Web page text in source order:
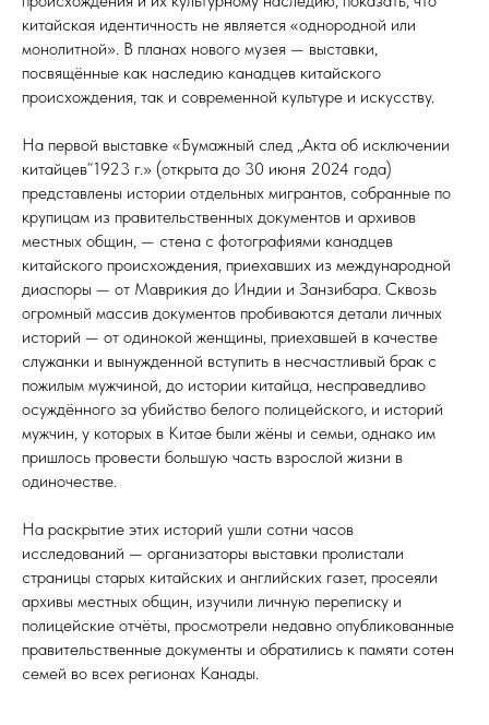
китайская идентичность не является «однородной или
монолитной». В планах нового музея — выставки,
посвящённые как наследию канадцев китайского
происхождения, так и современной культуре и искусству.
На первой выставке «Бумажный след „Акта об исключении
китайцев“1923 г.» (открыта до 30 июня 2024 года)
представлены истории отдельных мигрантов, собранные по
крупицам из правительственных документов и архивов
местных общин, — стена с фотографиями канадцев
китайского происхождения, приехавших из международной
диаспоры — от Маврикия до Индии и Занзибара. Сквозь
огромный массив документов пробиваются детали личных
историй — от одинокой женщины, приехавшей в качестве
служанки и вынужденной вступить в несчастливый брак с
пожилым мужчиной, до истории китайца, несправедливо
осуждённого за убийство белого полицейского, и историй
мужчин, у которых в Китае были жёны и семьи, однако им
пришлось провести большую часть взрослой жизни в
одиночестве.
На раскрытие этих историй ушли сотни часов
исследований — организаторы выставки пролистали
страницы старых китайских и английских газет, просеяли
архивы местных общин, изучили личную переписку и
полицейские отчёты, просмотрели недавно опубликованные
правительственные документы и обратились к памяти сотен
семей во всех регионах Канады.